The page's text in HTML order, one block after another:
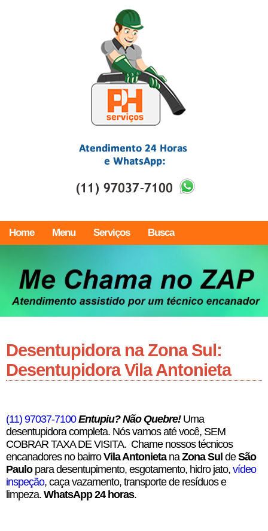
Home Menu Serviços Busca
Desentupidora na Zona Sul:
Desentupidora Vila Antonieta
(11) 97037-7100Entupiu? Não Quebre! Uma
desentupidora completa. Nós vamos até você, SEM
COBRAR TAXA DE VISITA. Chame nossos técnicos
encanadores no bairroVila Antonieta naZona Sul deSão
Paulopara desentupimento, esgotamento, hidro jato, vídeo
inspeção, caça vazamento, transporte de resíduos e
limpeza. WhatsApp 24 horas.